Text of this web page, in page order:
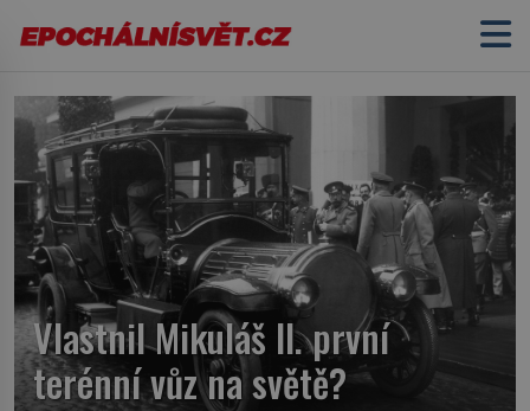
Vlastnil Mikuláš II. první
terénní vůz na světě?